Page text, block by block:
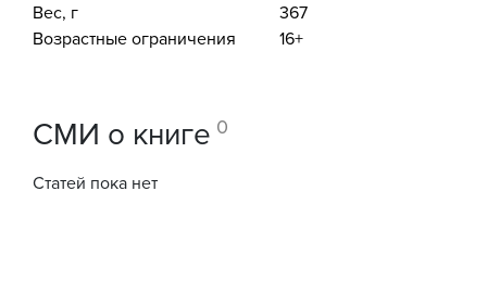
Вес, г
367
Возрастные ограничения
16+
СМИ о книге 0
Статей пока нет